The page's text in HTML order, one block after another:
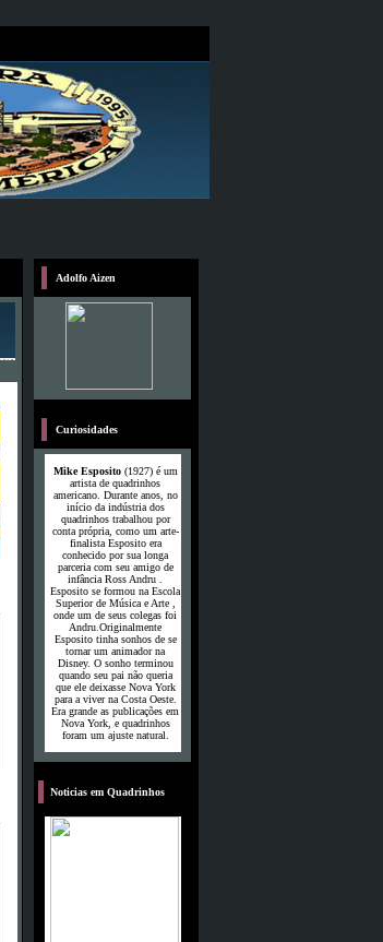
Adolfo Aizen
Curiosidades
Mike Esposito(1927) é um
artista de quadrinhos
americano. Durante anos, no
início da indústria dos
quadrinhos trabalhou por
conta própria, como um arte-
finalista Esposito era
conhecido por sua longa
parceria com seu amigo de
infância Ross Andru .
Esposito se formou na Escola
Superior de Música e Arte ,
onde um de seus colegas foi
Andru. Originalmente
Esposito tinha sonhos de se
tornar um animador na
Disney. O sonho terminou
quando seu pai não queria
que ele deixasse Nova York
para a viver na Costa Oeste.
Era grande as publicações em
Nova York, e quadrinhos
foram um ajuste natural.
Noticias em Quadrinhos